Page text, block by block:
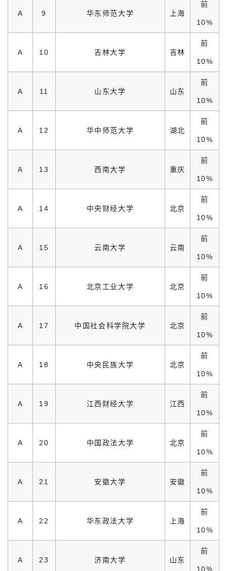
A 9 华东师范大学 上海
前
10%
A 10 吉林大学 吉林
前
10%
A 11 山东大学 山东
前
10%
A 12 华中师范大学 湖北
前
10%
A 13 西南大学 重庆
前
10%
A 14 中央财经大学 北京
前
10%
A 15 云南大学 云南
前
10%
A 16 北京工业大学 北京
前
10%
A 17 中国社会科学院大学 北京
前
10%
A 18 中央民族大学 北京
前
10%
A 19 江西财经大学 江西
前
10%
A 20 中国政法大学 北京
前
10%
A 21 安徽大学 安徽
前
10%
A 22 华东政法大学 上海
前
10%
A 23 济南大学 山东
前
10%